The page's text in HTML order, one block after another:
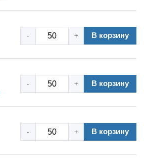
- + В корзину
- + В корзину
- + В корзину